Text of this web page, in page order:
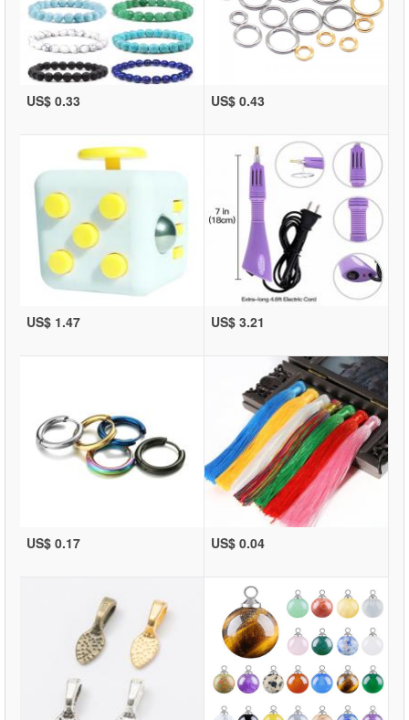
US$ 0.33 US$ 0.43
US$ 1.47 US$ 3.21
US$ 0.17 US$ 0.04